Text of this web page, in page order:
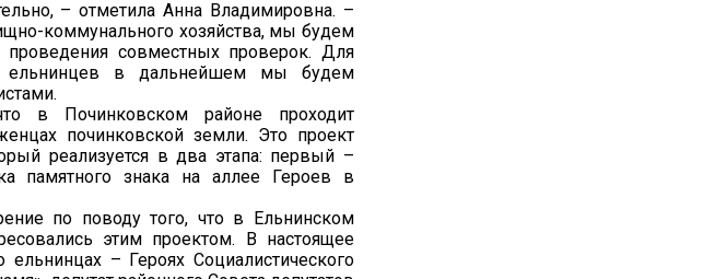
– отметила Анна Владимировна. –
коммунального хозяйства, мы будем
совместных проверок. Для
ельнинцев в дальнейшем мы будем
в Починковском районе проходит
починковской земли. Это проект
реализуется в два этапа: первый –
памятного знака на аллее Героев в
по поводу того, что в Ельнинском
этим проектом. В настоящее
– Героях Социалистического